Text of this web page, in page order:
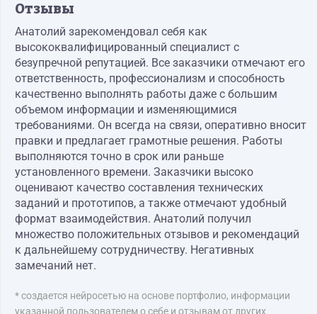
Отзывы
Анатолий зарекомендовал себя как
высококвалифицированный специалист с
безупречной репутацией. Все заказчики отмечают его
ответственность, профессионализм и способность
качественно выполнять работы даже с большим
объемом информации и изменяющимися
требованиями. Он всегда на связи, оперативно вносит
правки и предлагает грамотные решения. Работы
выполняются точно в срок или раньше
установленного времени. Заказчики высоко
оценивают качество составления технических
заданий и прототипов, а также отмечают удобный
формат взаимодействия. Анатолий получил
множество положительных отзывов и рекомендаций
к дальнейшему сотрудничеству. Негативных
замечаний нет.
* создается нейросетью на основе портфолио, информации
указанной пользователем о себе и отзывам от других